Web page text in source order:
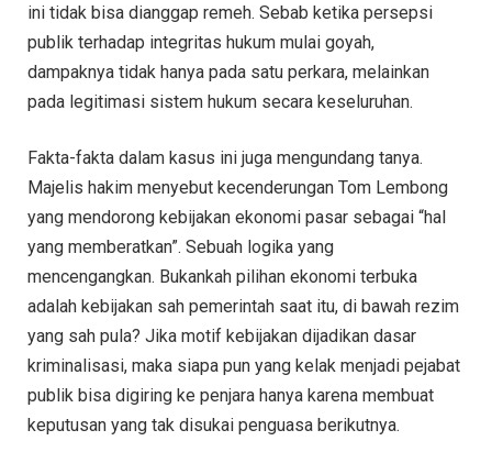
ini tidak bisa dianggap remeh. Sebab ketika persepsi
publik terhadap integritas hukum mulai goyah,
dampaknya tidak hanya pada satu perkara, melainkan
pada legitimasi sistem hukum secara keseluruhan.
Fakta-fakta dalam kasus ini juga mengundang tanya.
Majelis hakim menyebut kecenderungan Tom Lembong
yang mendorong kebijakan ekonomi pasar sebagai “hal
yang memberatkan”. Sebuah logika yang
mencengangkan. Bukankah pilihan ekonomi terbuka
adalah kebijakan sah pemerintah saat itu, di bawah rezim
yang sah pula? Jika motif kebijakan dijadikan dasar
kriminalisasi, maka siapa pun yang kelak menjadi pejabat
publik bisa digiring ke penjara hanya karena membuat
keputusan yang tak disukai penguasa berikutnya.